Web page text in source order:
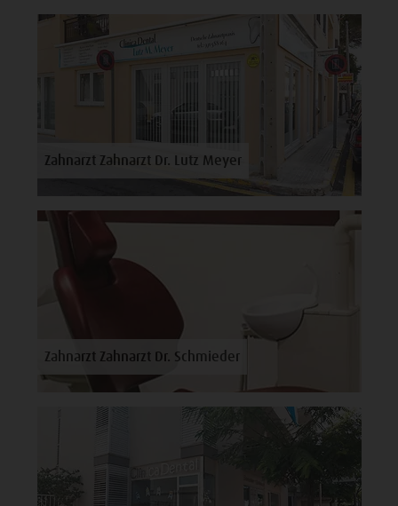
Zahnarzt Zahnarzt Dr. Lutz Meyer
Zahnarzt Zahnarzt Dr. Schmieder